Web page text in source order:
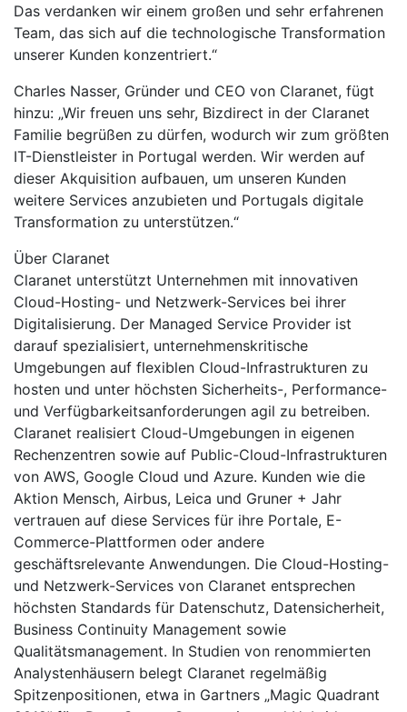
Das verdanken wir einem großen und sehr erfahrenen
Team, das sich auf die technologische Transformation
unserer Kunden konzentriert.“
Charles Nasser, Gründer und CEO von Claranet, fügt
hinzu: „Wir freuen uns sehr, Bizdirect in der Claranet
Familie begrüßen zu dürfen, wodurch wir zum größten
IT-Dienstleister in Portugal werden. Wir werden auf
dieser Akquisition aufbauen, um unseren Kunden
weitere Services anzubieten und Portugals digitale
Transformation zu unterstützen.“
Über Claranet
Claranet unterstützt Unternehmen mit innovativen
Cloud-Hosting- und Netzwerk-Services bei ihrer
Digitalisierung. Der Managed Service Provider ist
darauf spezialisiert, unternehmenskritische
Umgebungen auf flexiblen Cloud-Infrastrukturen zu
hosten und unter höchsten Sicherheits-, Performance-
und Verfügbarkeitsanforderungen agil zu betreiben.
Claranet realisiert Cloud-Umgebungen in eigenen
Rechenzentren sowie auf Public-Cloud-Infrastrukturen
von AWS, Google Cloud und Azure. Kunden wie die
Aktion Mensch, Airbus, Leica und Gruner + Jahr
vertrauen auf diese Services für ihre Portale, E-
Commerce-Plattformen oder andere
geschäftsrelevante Anwendungen. Die Cloud-Hosting-
und Netzwerk-Services von Claranet entsprechen
höchsten Standards für Datenschutz, Datensicherheit,
Business Continuity Management sowie
Qualitätsmanagement. In Studien von renommierten
Analystenhäusern belegt Claranet regelmäßig
Spitzenpositionen, etwa in Gartners „Magic Quadrant